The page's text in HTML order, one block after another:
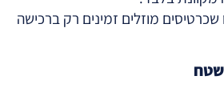
מוזלים זמינים רק ברכישה